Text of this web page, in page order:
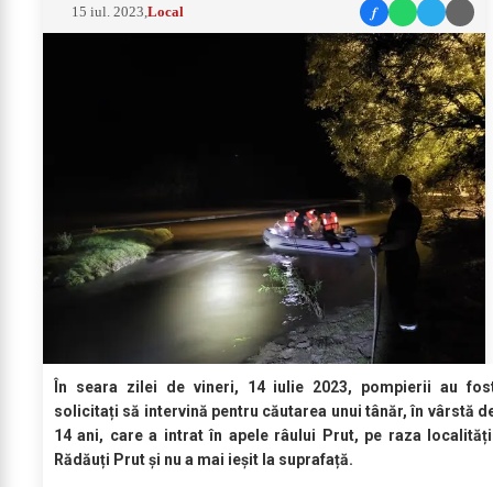
15 iul. 2023 ,Local f
În seara zilei de vineri, 14 iulie 2023, pompierii au
solicitați să intervină pentru căutarea unui tânăr, în vârstă
14 ani, care a intrat în apele râului Prut, pe raza
Rădăuți Prut și nu a mai ieșit la suprafață.